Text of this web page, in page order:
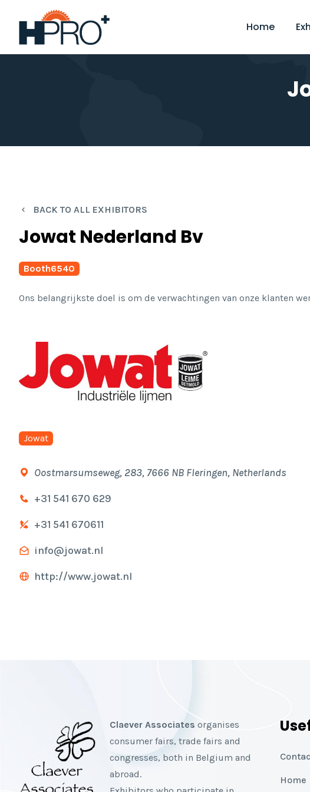
Home
BACK TO ALL EXHIBITORS
Jowat Nederland Bv
Booth6540
Ons belangrijkste doel is om de verwachtingen van onze klanten
Jowat
Oostmarsumseweg, 283, 7666 NB Fleringen, Netherlands
+31 541 670 629
+31 541 670611
info@jowat.nl
http://www.jowat.nl
Claever Associates organises
consumer fairs, trade fairs and
congresses, both in Belgium and
abroad.
Home